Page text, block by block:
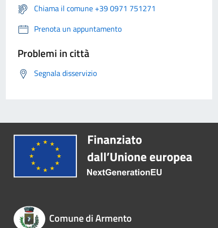
Chiama il comune +39 0971 751271
Prenota un appuntamento
Problemi in città
Segnala disservizio
Comune di Armento